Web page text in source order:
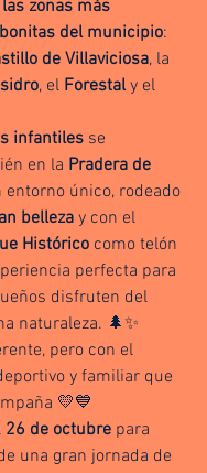
zonas más
del municipio:
de Villaviciosa, la
, el Forestal y el
infantiles se
en la Pradera de
entorno único, rodeado
belleza y con el
Histórico como telón
perfecta para
disfruten del
naturaleza. 🌲✨
pero con el
y familiar que
💛💙
26 de octubre para
una gran jornada de